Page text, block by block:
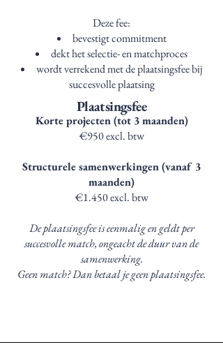
Deze fee:
bevestigt commitment
dekt het selectie- en matchproces
wordt verrekend met de plaatsingsfee bij
succesvolle plaatsing
Plaatsingsfee
Korte projecten (tot 3 maanden)
€950 excl. btw
Structurele samenwerkingen (vanaf 3
maanden)
€1.450 excl. btw
De plaatsingsfee is eenmalig en geldt per
succesvolle match, ongeacht de duur van de
samenwerking.
Geen match? Dan betaal je geen plaatsingsfee.